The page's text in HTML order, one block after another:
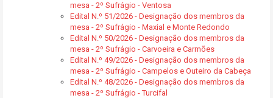
mesa - 2º Sufrágio - Ventosa
Edital N.º 51/2026 - Designação dos membros da
mesa - 2º Sufrágio - Maxial e Monte Redondo
Edital N.º 50/2026 - Designação dos membros da
mesa - 2º Sufrágio - Carvoeira e Carmões
Edital N.º 49/2026 - Designação dos membros da
mesa - 2º Sufrágio - Campelos e Outeiro da Cabeça
Edital N.º 48/2026 - Designação dos membros da
mesa - 2º Sufrágio - Turcifal